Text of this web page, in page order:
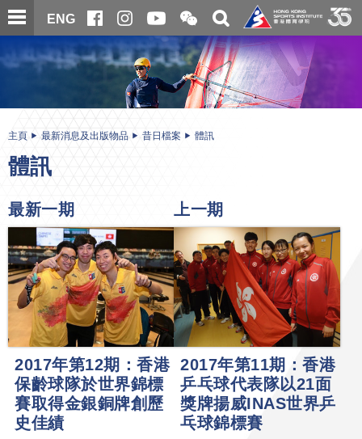
跳
至
內
ENG
開
合
微
信
二
維
碼
關
搜
尋
内
主頁 最新消息及出版物品 昔日檔案 體訊
體訊
最新一期
2017年第12期：香港
保齡球隊於世界錦標
賽取得金銀銅牌創歷
史佳績
上一期
2017年第11期：香港
乒乓球代表隊以21面
獎牌揚威INAS世界乒
乓球錦標賽